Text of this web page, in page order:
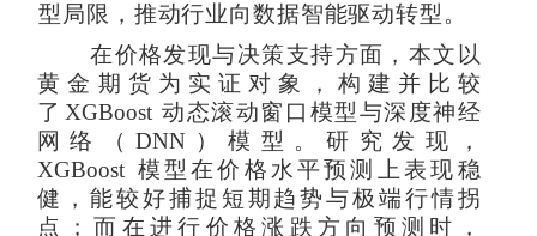
型局限，推动行业向数据智能驱动转型。
在价格发现与决策支持方面，本文以
黄金期货为实证对象，构建并比较
了 XGBoost 动态滚动窗口模型与深度神经
网络（DNN ）模型。研究发现，
XGBoost 模型在价格水平预测 上表现稳
健，能较好捕捉短期趋势与极端行情拐
点；而在进行价格涨跌方向预测时，